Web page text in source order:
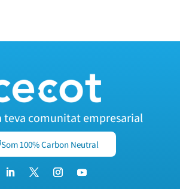
teva comunitat empresarial
Som 100% Carbon Neutral